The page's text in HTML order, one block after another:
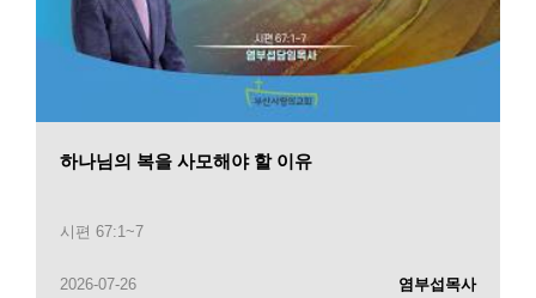
하나님의 복을 사모해야 할 이유
시편 67:1~7
2026-07-26 염부섭목사